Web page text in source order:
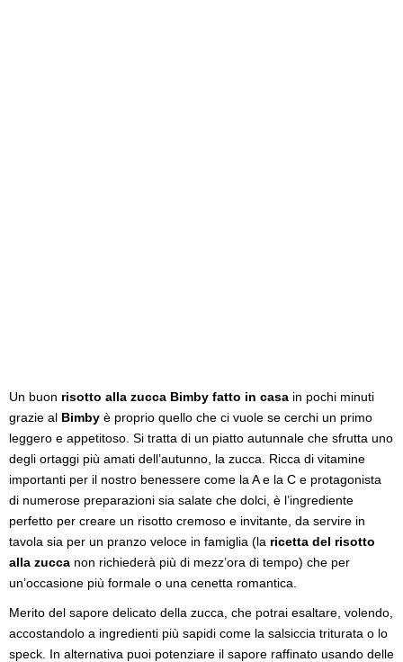
Un buon risotto alla zucca Bimby fatto in casa in pochi minuti
grazie al Bimby è proprio quello che ci vuole se cerchi un primo
leggero e appetitoso. Si tratta di un piatto autunnale che sfrutta uno
degli ortaggi più amati dell’autunno, la zucca. Ricca di vitamine
importanti per il nostro benessere come la A e la C e protagonista
di numerose preparazioni sia salate che dolci, è l’ingrediente
perfetto per creare un risotto cremoso e invitante, da servire in
tavola sia per un pranzo veloce in famiglia (la ricetta del risotto
alla zucca non richiederà più di mezz’ora di tempo) che per
un’occasione più formale o una cenetta romantica.
Merito del sapore delicato della zucca, che potrai esaltare, volendo,
accostandolo a ingredienti più sapidi come la salsiccia triturata o lo
speck. In alternativa puoi potenziare il sapore raffinato usando delle